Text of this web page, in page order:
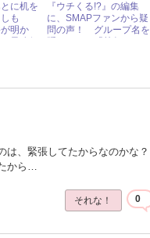
に机を
も
明か
『ウチくる!?』の編集
に、SMAPファンから疑
問の声！ グループ名を
は、緊張してたからなのかな？
から…
それな！ 0